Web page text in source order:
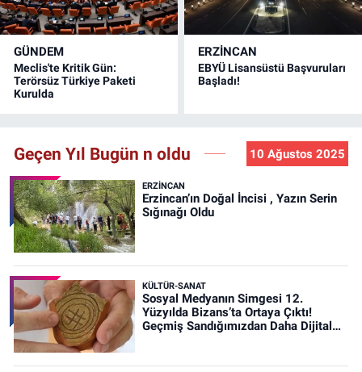
GÜNDEM
Meclis'te Kritik Gün:
Terörsüz Türkiye Paketi
Kurulda
ERZINCAN
EBYÜ Lisansüstü Başvuruları
Başladı!
Geçen Yıl Bugün n oldu 10 Ağustos 2025
ERZINCAN
Erzincan’ın Doğal İncisi , Yazın Serin
Sığınağı Oldu
KÜLTÜR-SANAT
Sosyal Medyanın Simgesi 12.
Yüzyılda Bizans’ta Ortaya Çıktı!
Geçmiş Sandığımızdan Daha Dijital